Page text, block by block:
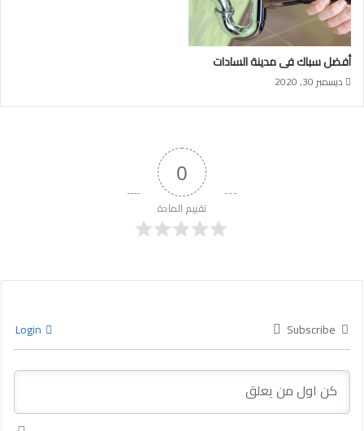
أفضل سباك فى مدينة السادات
ديسمبر 30, 2020
0
تقييم المادة
Subscribe